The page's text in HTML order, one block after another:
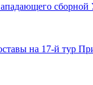
на 17-й тур